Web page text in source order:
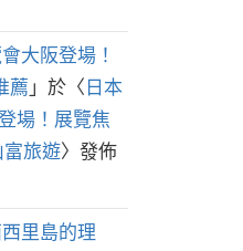
大阪登場！
薦 」於〈 日本
場！展覽焦
旅遊〉發佈
里島的理